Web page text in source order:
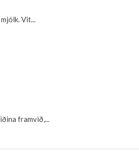
Vit...
framvið,...